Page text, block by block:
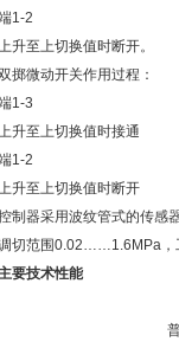
1-2
升至上切换值时断开。
掷微动开关作用过程：
1-3
升至上切换值时接通
1-2
升至上切换值时断开
器采用波纹管式的传感器
切范围0.02……1.6MPa
要技术性能